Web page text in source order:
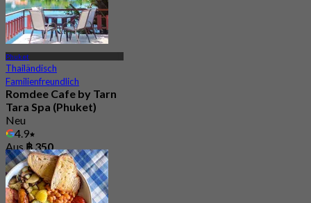
Phuket
Thailändisch
Familienfreundlich
Romdee Cafe by Tarn
Tara Spa (Phuket)
Neu
4.9
Aus฿ 350